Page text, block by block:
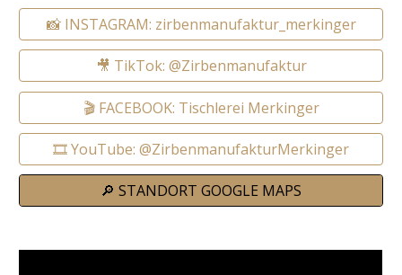
📸 INSTAGRAM: zirbenmanufaktur_merkinger
🎥 TikTok: @Zirbenmanufaktur
🎬 FACEBOOK: Tischlerei Merkinger
🎞️ YouTube: @ZirbenmanufakturMerkinger
🔎 STANDORT GOOGLE MAPS